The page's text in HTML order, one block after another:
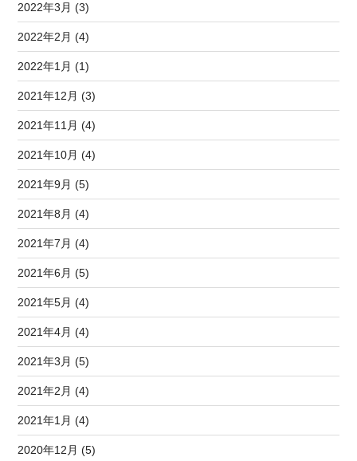
2022年3月 (3)
2022年2月 (4)
2022年1月 (1)
2021年12月 (3)
2021年11月 (4)
2021年10月 (4)
2021年9月 (5)
2021年8月 (4)
2021年7月 (4)
2021年6月 (5)
2021年5月 (4)
2021年4月 (4)
2021年3月 (5)
2021年2月 (4)
2021年1月 (4)
2020年12月 (5)